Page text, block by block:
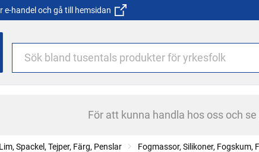
e-handel och gå till hemsidan
För att kunna handla hos oss och
Spackel, Tejper, Färg, Penslar
Fogmassor, Silikoner, Fogskum,